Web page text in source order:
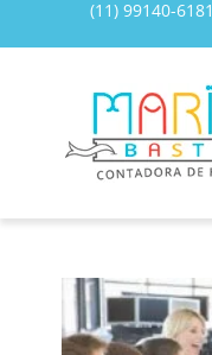
(11) 99140-6181